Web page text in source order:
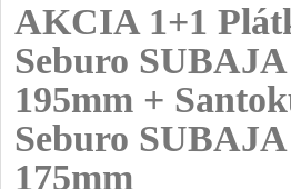
Registrácia
Doručenie
A Platba
Vrátenie Do
Sady nožov 9
Kuchařské nože
Univerzálny nože 50
AKCIA 1+1
Seburo
195mm +
Seburo
175mm